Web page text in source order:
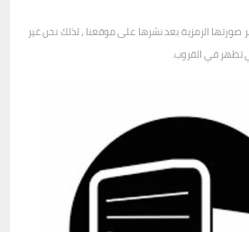
صورتها الرمزية بعد نشرها على موقعنا ، لذلك نحن غير
تظهر في القروب.